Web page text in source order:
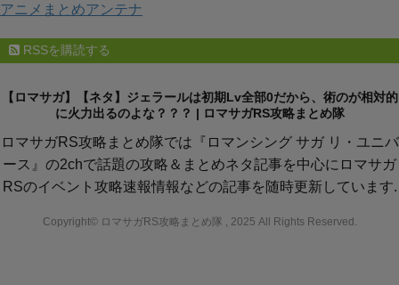
アニメまとめアンテナ
RSSを購読する
【ロマサガ】【ネタ】ジェラールは初期Lv全部0だから、術のが相対的
に火力出るのよな？？？ | ロマサガRS攻略まとめ隊
ロマサガRS攻略まとめ隊では『ロマンシング サガ リ・ユニバ
ース』の2chで話題の攻略＆まとめネタ記事を中心にロマサガ
RSのイベント攻略速報情報などの記事を随時更新しています.
Copyright© ロマサガRS攻略まとめ隊 , 2025 All Rights Reserved.